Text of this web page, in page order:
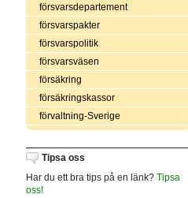
försvarsdepartement
försvarspakter
försvarspolitik
försvarsväsen
försäkring
försäkringskassor
förvaltning-Sverige
Tipsa oss
Har du ett bra tips på en länk? Tipsa
oss!